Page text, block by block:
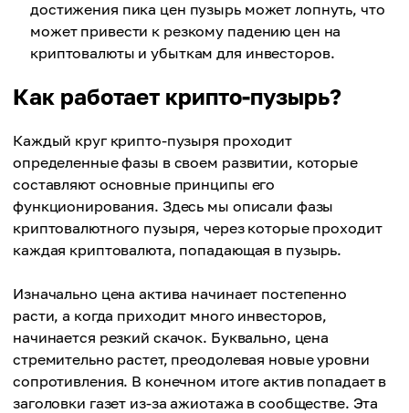
достижения пика цен пузырь может лопнуть, что
может привести к резкому падению цен на
криптовалюты и убыткам для инвесторов.
Как работает крипто-пузырь?
Каждый круг крипто-пузыря проходит
определенные фазы в своем развитии, которые
составляют основные принципы его
функционирования. Здесь мы описали фазы
криптовалютного пузыря, через которые проходит
каждая криптовалюта, попадающая в пузырь.
Изначально цена актива начинает постепенно
расти, а когда приходит много инвесторов,
начинается резкий скачок. Буквально, цена
стремительно растет, преодолевая новые уровни
сопротивления. В конечном итоге актив попадает в
заголовки газет из-за ажиотажа в сообществе. Эта